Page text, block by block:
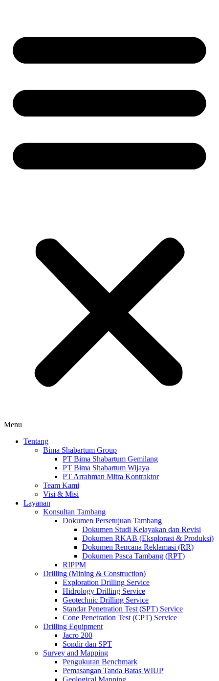
Menu
Tentang
Bima Shabartum Group
PT Bima Shabartum Gemilang
PT Bima Shabartum Wijaya
PT Arrahman Mitra Kontraktor
Team Kami
Visi & Misi
Layanan
Konsultan Tambang
Dokumen Persetujuan Tambang
Dokumen Studi Kelayakan dan Revisi
Dokumen RKAB (Eksplorasi & Produksi)
Dokumen Rencana Reklamasi (RR)
Dokumen Pasca Tambang (RPT)
RIPPM
Drilling (Mining & Construction)
Exploration Drilling Service
Hidrology Drilling Service
Geotechnic Drilling Service
Standar Penetration Test (SPT) Service
Cone Penetration Test (CPT) Service
Drilling Equipment
Jacro 200
Sondir dan SPT
Survey and Mapping
Pengukuran Benchmark
Pemasangan Tanda Batas WIUP
Geological Mapping